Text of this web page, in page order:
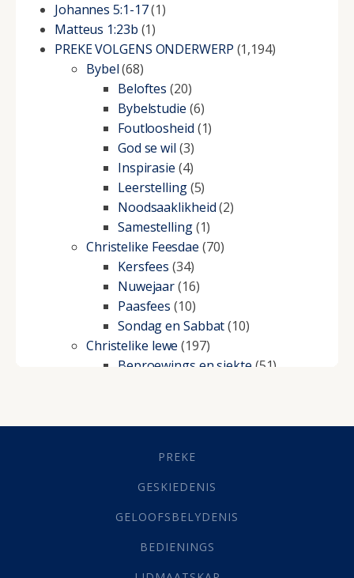
Johannes 5:1-17(1)
Matteus 1:23b (1)
PREKE VOLGENS ONDERWERP (1,194)
Bybel(68)
Beloftes (20)
Bybelstudie (6)
Foutloosheid (1)
God se wil (3)
Inspirasie (4)
Leerstelling(5)
Noodsaaklikheid(2)
Samestelling(1)
Christelike Feesdae (70)
Kersfees (34)
Nuwejaar(16)
Paasfees (10)
Sondag en Sabbat(10)
Christelike lewe (197)
Beproewings en siekte (51)
Geestelike Groei(10)
(21)
Grys Areas(4)
Lewensdoel(3)
Selfondersoek(1)
PREKE
GESKIEDENIS
GELOOFSBELYDENIS
BEDIENINGS